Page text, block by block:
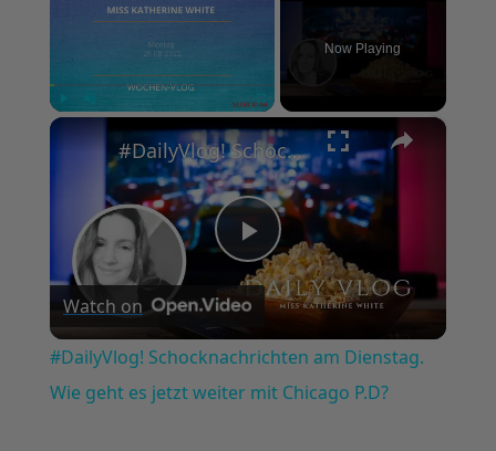
Play Unmute Fullscreen
Now Playing
×
Play
Video
#DailyVlog! Schocknachrichten am Dienstag. Wie geht es jetzt weiter mit Chicago P.D?
Watch on
#DailyVlog! Schocknachrichten am Dienstag.
Wie geht es jetzt weiter mit Chicago P.D?